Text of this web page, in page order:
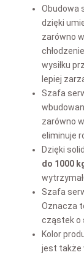
Obudowa
dzięki
zarówno
wysiłku
lepiej
Szafa
zarówno
eliminuje
Dzięki
do 1000
Szafa
Oznacza
cząstek o
Kolor
jest także